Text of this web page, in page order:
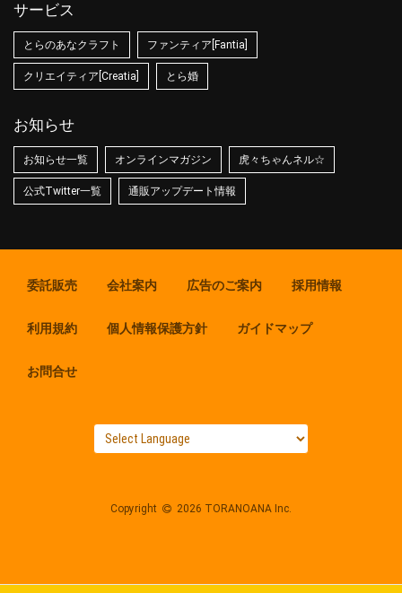
サービス
とらのあなクラフト ファンティア[Fantia]
クリエイティア[Creatia] とら婚
お知らせ
お知らせ一覧 オンラインマガジン 虎々ちゃんネル☆
公式Twitter一覧 通販アップデート情報
委託販売 会社案内 広告のご案内 採用情報
利用規約 個人情報保護方針 ガイドマップ
お問合せ
Copyright 2026 TORANOANA Inc.